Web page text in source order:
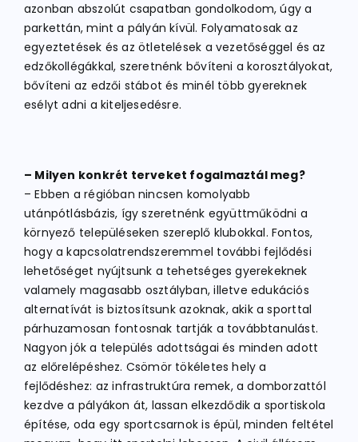
azonban abszolút csapatban gondolkodom, úgy a
parkettán, mint a pályán kívül. Folyamatosak az
egyeztetések és az ötletelések a vezetőséggel és az
edzőkollégákkal, szeretnénk bővíteni a korosztályokat,
bővíteni az edzői stábot és minél több gyereknek
esélyt adni a kiteljesedésre.
– Milyen konkrét terveket fogalmaztál meg?
– Ebben a régióban nincsen komolyabb
utánpótlásbázis, így szeretnénk együttműködni a
környező településeken szereplő klubokkal. Fontos,
hogy a kapcsolatrendszeremmel további fejlődési
lehetőséget nyújtsunk a tehetséges gyerekeknek
valamely magasabb osztályban, illetve edukációs
alternatívát is biztosítsunk azoknak, akik a sporttal
párhuzamosan fontosnak tartják a továbbtanulást.
Nagyon jók a település adottságai és minden adott
az előrelépéshez. Csömör tökéletes hely a
fejlődéshez: az infrastruktúra remek, a domborzattól
kezdve a pályákon át, lassan elkezdődik a sportiskola
építése, oda egy sportcsarnok is épül, minden feltétel